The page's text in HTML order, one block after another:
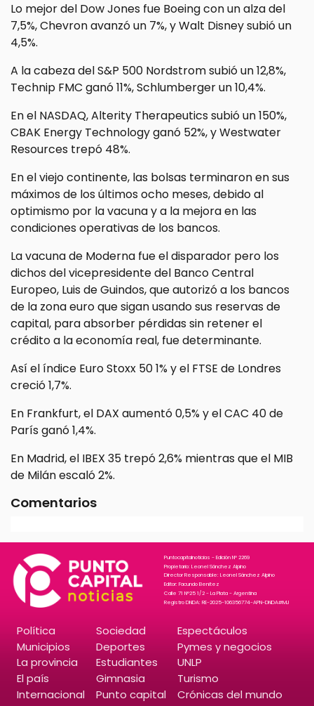
Lo mejor del Dow Jones fue Boeing con un alza del
7,5%, Chevron avanzó un 7%, y Walt Disney subió un
4,5%.
A la cabeza del S&P 500 Nordstrom subió un 12,8%,
Technip FMC ganó 11%, Schlumberger un 10,4%.
En el NASDAQ, Alterity Therapeutics subió un 150%,
CBAK Energy Technology ganó 52%, y Westwater
Resources trepó 48%.
En el viejo continente, las bolsas terminaron en sus
máximos de los últimos ocho meses, debido al
optimismo por la vacuna y a la mejora en las
condiciones operativas de los bancos.
La vacuna de Moderna fue el disparador pero los
dichos del vicepresidente del Banco Central
Europeo, Luis de Guindos, que autorizó a los bancos
de la zona euro que sigan usando sus reservas de
capital, para absorber pérdidas sin retener el
crédito a la economía real, fue determinante.
Así el índice Euro Stoxx 50 1% y el FTSE de Londres
creció 1,7%.
En Frankfurt, el DAX aumentó 0,5% y el CAC 40 de
París ganó 1,4%.
En Madrid, el IBEX 35 trepó 2,6% mientras que el MIB
de Milán escaló 2%.
Comentarios
Puntocapitalnoticias - Edición N° 2269
Propietario: Leonel Sánchez Alpino
Director Responsable: Leonel Sánchez Alpino
Editor: Facundo Benitez
Calle 71 N°25 1/2 - La Plata - Argentina
Registro DNDA: RE-2025-106356774-APN-DNDA#MJ
Política
Municipios
La provincia
El país
Internacional
Sociedad
Deportes
Estudiantes
Gimnasia
Punto capital
Espectáculos
Pymes y negocios
UNLP
Turismo
Crónicas del mundo